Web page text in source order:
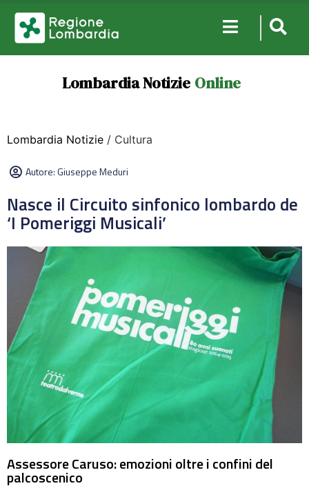
Lombardia Notizie Online
Lombardia Notizie / Cultura
Autore:Giuseppe Meduri
Nasce il Circuito sinfonico lombardo de
‘I Pomeriggi Musicali’
Assessore Caruso: emozioni oltre i confini del
palcoscenico